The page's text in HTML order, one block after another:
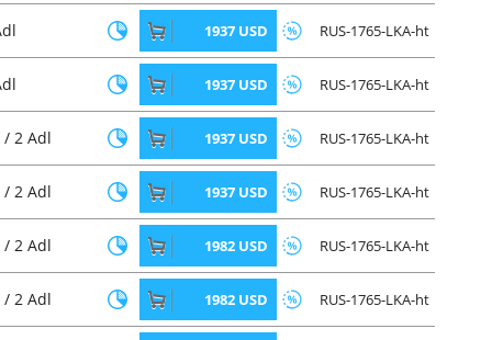
1937 USD RUS-1765-LKA-ht
1937 USD RUS-1765-LKA-ht
2 Adl 1937 USD RUS-1765-LKA-ht
2 Adl 1937 USD RUS-1765-LKA-ht
2 Adl 1982 USD RUS-1765-LKA-ht
2 Adl 1982 USD RUS-1765-LKA-ht